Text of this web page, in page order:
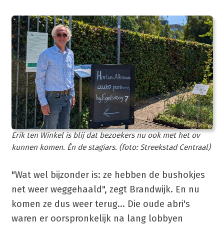
Erik ten Winkel is blij dat bezoekers nu ook met het ov
kunnen komen. Én de stagiars. (foto: Streekstad Centraal)
"Wat wel bijzonder is: ze hebben de bushokjes
net weer weggehaald", zegt Brandwijk. En nu
komen ze dus weer terug... Die oude abri's
waren er oorspronkelijk na lang lobbyen